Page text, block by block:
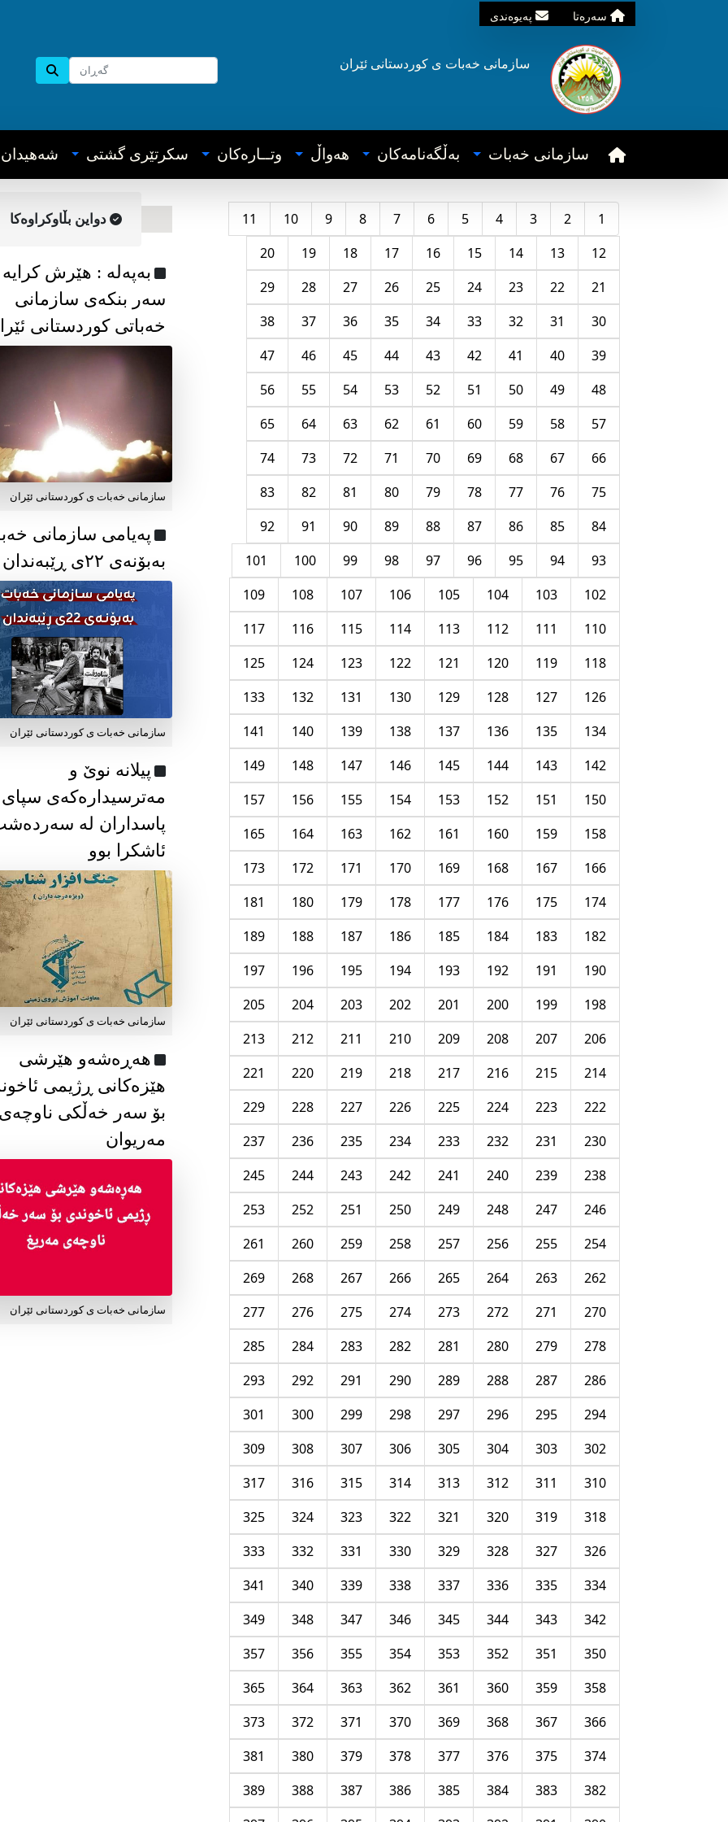
سه‌ره‌تا په‌یوه‌ندی
سازمانی خه‌بات ی کوردستانی ئێران
سازمانی خه‌بات به‌ڵگه‌نامه‌کان هه‌واڵ وتــاره‌کان سکرتێری گشتی شه‌هیدان
1
2
3
4
5
6
7
8
9
10
11
12
13
14
15
16
17
18
19
20
21
22
23
24
25
26
27
28
29
30
31
32
33
34
35
36
37
38
39
40
41
42
43
44
45
46
47
48
49
50
51
52
53
54
55
56
57
58
59
60
61
62
63
64
65
66
67
68
69
70
71
72
73
74
75
76
77
78
79
80
81
82
83
84
85
86
87
88
89
90
91
92
93
94
95
96
97
98
99
100
101
102
103
104
105
106
107
108
109
110
111
112
113
114
115
116
117
118
119
120
121
122
123
124
125
126
127
128
129
130
131
132
133
134
135
136
137
138
139
140
141
142
143
144
145
146
147
148
149
150
151
152
153
154
155
156
157
158
159
160
161
162
163
164
165
166
167
168
169
170
171
172
173
174
175
176
177
178
179
180
181
182
183
184
185
186
187
188
189
190
191
192
193
194
195
196
197
198
199
200
201
202
203
204
205
206
207
208
209
210
211
212
213
214
215
216
217
218
219
220
221
222
223
224
225
226
227
228
229
230
231
232
233
234
235
236
237
238
239
240
241
242
243
244
245
246
247
248
249
250
251
252
253
254
255
256
257
258
259
260
261
262
263
264
265
266
267
268
269
270
271
272
273
274
275
276
277
278
279
280
281
282
283
284
285
286
287
288
289
290
291
292
293
294
295
296
297
298
299
300
301
302
303
304
305
306
307
308
309
310
311
312
313
314
315
316
317
318
319
320
321
322
323
324
325
326
327
328
329
330
331
332
333
334
335
336
337
338
339
340
341
342
343
344
345
346
347
348
349
350
351
352
353
354
355
356
357
358
359
360
361
362
363
364
365
366
367
368
369
370
371
372
373
374
375
376
377
378
379
380
381
382
383
384
385
386
387
388
389
دواین بڵاوکراوه‌کا
به‌په‌له‌ : هێرش کرایە
سەر بنکەی سازمانی
خەباتی کوردستانی
سازمانی خەبات ی کوردستانی ئێران
پەیامی سازمانی
بەبۆنەی ۲۲ی ڕێبەندان
سازمانی خەبات ی كوردستانی ئێران
پیلانە نوێ و
مەترسیدارەکەی سپای
پاسداران لە
ئاشکرا بوو
سازمانی خەبات ی كوردستانی ئێران
هەڕەشەو هێرشی
هێزەکانی ڕژیمی
بۆ سەر خەڵکی
مەریوان
سازمانی خەبات ی کوردستانی ئێران